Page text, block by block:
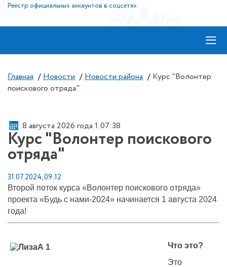
Реестр официальных аккаунтов в соцсетях
≡
Главная / Новости / Новости района / Курс "Волонтер
поискового отряда"
8 августа 2026 года 1:07:38
Курс "Волонтер поискового
отряда"
31.07.2024, 09:12
Второй поток курса «Волонтер поискового отряда»
проекта «Будь с нами-2024» начинается 1 августа 2024
года!
Что это?
Это